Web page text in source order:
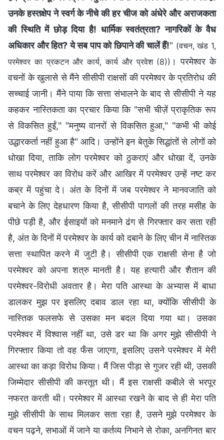
उनके हस्तक्षेप ने स्वर्ग के नीचे की हर चीज को अंधेरे और अराजकता
की स्थिति में छोड़ दिया है! धार्मिक स्वतंत्रता? नागरिकों के वैध
अधिकार और हित? ये सब पाप को छिपाने की चालें हैं!" (वचन, खंड 1,
परमेश्वर का प्रकटन और कार्य, कार्य और प्रवेश (8)) । परमेश्वर के
वचनों के खुलासे से मैंने सीसीपी राक्षसों की परमेश्वर के प्रतिरोध की
सच्चाई जानी। मैंने पाया कि सत्ता संभालने के बाद से सीसीपी ने यह
कहकर नास्तिकता का प्रचार किया कि "सभी चीज़ें प्राकृतिक रूप
से विकसित हुईं," "मनुष्य वानरों से विकसित हुआ," "कभी भी कोई
उद्धारकर्ता नहीं हुआ है" आदि। उन्होंने इन बेतुके सिद्धांतों से लोगों को
धोखा दिया, ताकि लोग परमेश्वर को ठुकराएं और धोखा दें, उनके
साथ परमेश्वर का विरोध करें और आखिर में परमेश्वर उन्हें नष्ट कर
कब्र में पहुंचा दे। अंत के दिनों में जब परमेश्वर ने मानवजाति को
बचाने के लिए देहधारण किया है, सीसीपी पागलों की तरह मसीह के
पीछे पड़ी है, और ईसाइयों को मनमाने ढंग से गिरफ्तार कर सता रही
है, अंत के दिनों में परमेश्वर के कार्य को दबाने के लिए चीन में नास्तिक
सत्ता स्थापित करने में जुटी है। सीसीपी एक राक्षसी सेना है जो
परमेश्वर को अपना शत्रु मानती है। यह हत्यारी और शैतान की
परमेश्वर-विरोधी अवतार है। मेरा पति आस्था के अभ्यास में बाधा
डालकर मुझ पर इसलिए दबाव डाल रहा था, क्योंकि सीसीपी के
नास्तिक फलसफे से उसका मन बदल दिया गया था। उसका
परमेश्वर में विश्वास नहीं था, उसे डर था कि अगर मुझे सीसीपी ने
गिरफ्तार किया तो वह फँस जाएगा, इसलिए उसने परमेश्वर में मेरी
आस्था का कड़ा विरोध किया। मैं जिस पीड़ा से गुजर रही थी, उसकी
जिम्मेदार सीसीपी की करतूत थी। मैं इस राक्षसी कबीले से भरपूर
नफरत करती थी। परमेश्वर में आस्था रखने के बाद से ही मेरा पति
मुझे सीसीपी के साथ मिलकर सता रहा है, उसने मुझे परमेश्वर के
वचन पढ़ने, सभाओं में जाने या कर्तव्य निभाने से रोका, अनगिनत बार